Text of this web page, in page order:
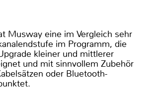
Musway eine im Vergleich sehr
im Programm, die
kleiner und mittlerer
und mit sinnvollem Zubehör
oder Bluetooth-